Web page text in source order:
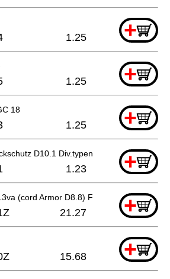
+
1.25
+
1.25
18 +
1.25
D10.1 Div.typen, C8fshe, C8fse
+
1.23
(cord Armor D8.8) For Gbr (110v)
+
21.27
+
15.68